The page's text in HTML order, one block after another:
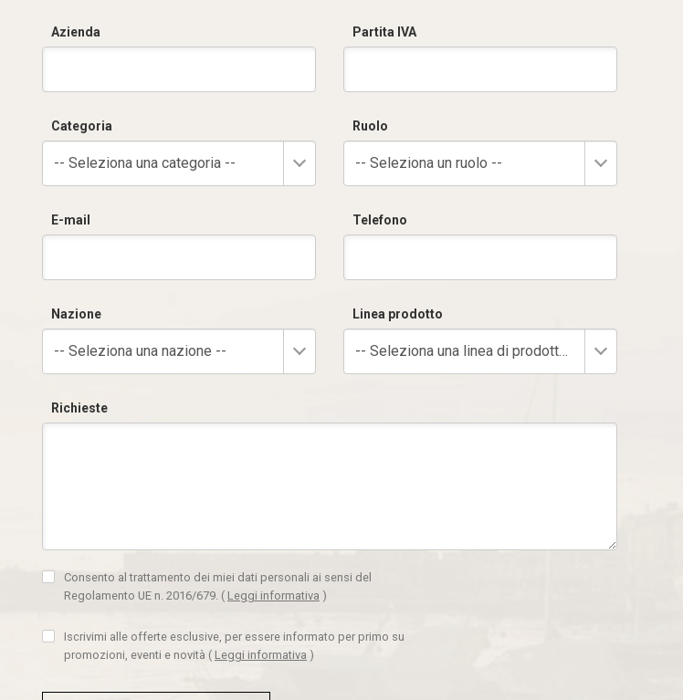
Azienda Partita IVA
Categoria
-- Seleziona una categoria --
Ruolo
-- Seleziona un ruolo --
E-mail Telefono
Nazione
-- Seleziona una nazione --
Linea prodotto
-- Seleziona una linea di prodotto --
Richieste
Consento al trattamento dei miei dati personali ai sensi del
Regolamento UE n. 2016/679. ( Leggi informativa )
Iscrivimi alle offerte esclusive, per essere informato per primo su
promozioni, eventi e novità ( Leggi informativa )